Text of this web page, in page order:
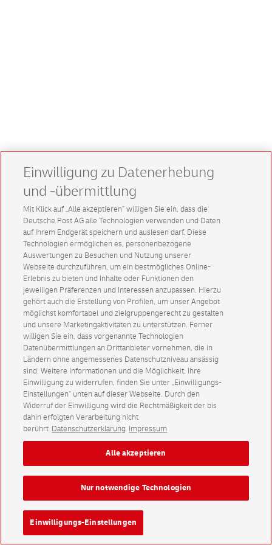
Einwilligung zu Datenerhebung
und -übermittlung
Mit Klick auf „Alle akzeptieren” willigen Sie ein, dass die
Deutsche Post AG alle Technologien verwenden und Daten
auf Ihrem Endgerät speichern und auslesen darf. Diese
Technologien ermöglichen es, personenbezogene
Auswertungen zu Besuchen und Nutzung unserer
Webseite durchzuführen, um ein bestmögliches Online-
Erlebnis zu bieten und Inhalte oder Funktionen den
jeweiligen Präferenzen und Interessen anzupassen. Hierzu
gehört auch die Erstellung von Profilen, um unser Angebot
möglichst komfortabel und zielgruppengerecht zu gestalten
und unsere Marketingaktivitäten zu unterstützen. Ferner
willigen Sie ein, dass vorgenannte Technologien
Datenübermittlungen an Drittanbieter vornehmen, die in
Ländern ohne angemessenes Datenschutzniveau ansässig
sind. Weitere Informationen und die Möglichkeit, Ihre
Einwilligung zu widerrufen, finden Sie unter „Einwilligungs-
Einstellungen“ unten auf dieser Webseite. Durch den
Widerruf der Einwilligung wird die Rechtmäßigkeit der bis
dahin erfolgten Verarbeitung nicht
berührt Datenschutzerklärung Impressum
Einwilligungs-Einstellungen
Nur notwendige Technologien
Alle akzeptieren